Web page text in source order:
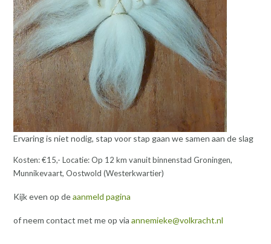
Ervaring is niet nodig, stap voor stap gaan we samen aan de slag
Kosten: €15,- Locatie: Op 12 km vanuit binnenstad Groningen,
Munnikevaart, Oostwold (Westerkwartier)
Kijk even op deaanmeld pagina
of neem contact met me op via annemieke@volkracht.nl